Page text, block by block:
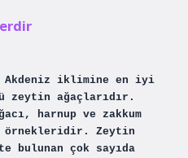
iklimine en iyi
zeytin ağaçlarıdır.
harnup ve zakkum
örnekleridir. Zeytin
bulunan çok sayıda